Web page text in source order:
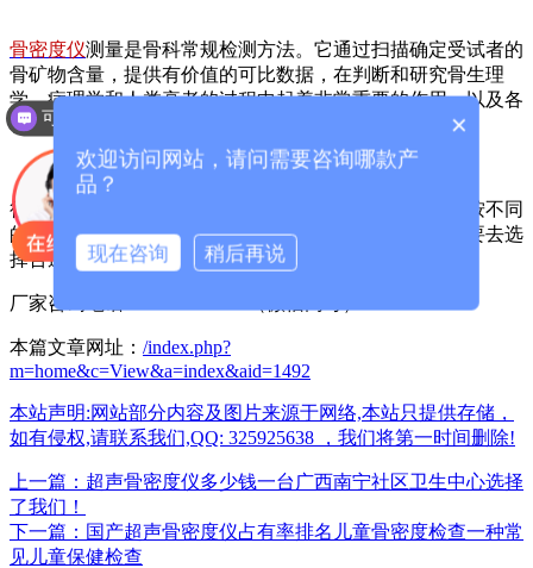
骨密度仪测量是骨科常规检测方法。它通过扫描确定受试者的
骨矿物含量，提供有价值的可比数据，在判断和研究骨生理
学、病理学和人类衰老的过程中起着非常重要的作用，以及各
种疾病对骨代谢的诊断。
很多医院采购骨密仪的设备时会考虑厂家排名哪个好？按不同
的使用功能、品牌型号，排名是部分先后的，要根据需要去选
择合适的仪器设备。
厂家咨询电话：13626329298（微信同号）
本篇文章网址： /index.php?
m=home&c=View&a=index&aid=1492
本站声明:网站部分内容及图片来源于网络,本站只提供存储，
如有侵权,请联系我们,QQ: 325925638 ，我们将第一时间删除!
上一篇：超声骨密度仪多少钱一台广西南宁社区卫生中心选择
了我们！
下一篇：国产超声骨密度仪占有率排名儿童骨密度检查一种常
见儿童保健检查
×
欢迎访问网站，请问需要咨询哪款产
品？
现在咨询 稍后再说